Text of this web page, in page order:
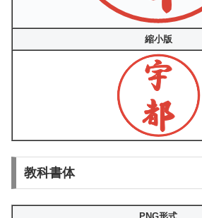
縮小版
教科書体